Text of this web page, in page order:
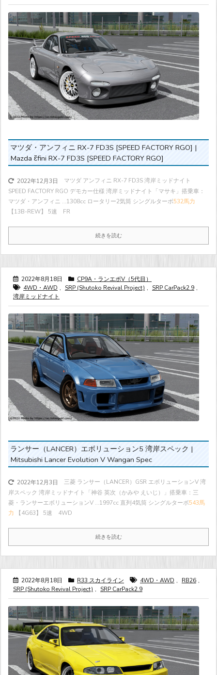
マツダ・アンフィニ RX-7 FD3S [SPEED FACTORY RGO] |
Mazda ɛ̃fini RX-7 FD3S [SPEED FACTORY RGO]
2022年12月3日
マツダ アンフィニ RX-7 FD3S 湾岸ミッドナイト
SPEED FACTORY RGO デモカー仕様 湾岸ミッドナイト「マサキ」搭乗車：
マツダ・アンフィニ ...1308cc ロータリー2気筒 シングルターボ532馬力
【13B-REW】 5速 FR
続きを読む
2022年8月18日
CP9A・ランエボV（5代目）
4WD・AWD , SRP (Shutoko Revival Project) , SRP CarPack2.9 ,
湾岸ミッドナイト
ランサー（LANCER）エボリューション5 湾岸スペック |
Mitsubishi Lancer Evolution V Wangan Spec
2022年12月3日
三菱 ランサー（LANCER）GSR エボリューションV 湾
岸スペック 湾岸ミッドナイト「神谷 英次（かみや えいじ）」搭乗車：三
菱・ランサーエボリューションV ...1997cc 直列4気筒 シングルターボ543馬
力 【4G63】 5速 4WD
続きを読む
2022年8月18日 R33 スカイライン 4WD・AWD , RB26 ,
SRP (Shutoko Revival Project) , SRP CarPack2.9